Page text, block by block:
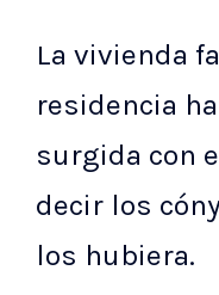
La vivienda
residencia
surgida con
decir los
los hubiera.